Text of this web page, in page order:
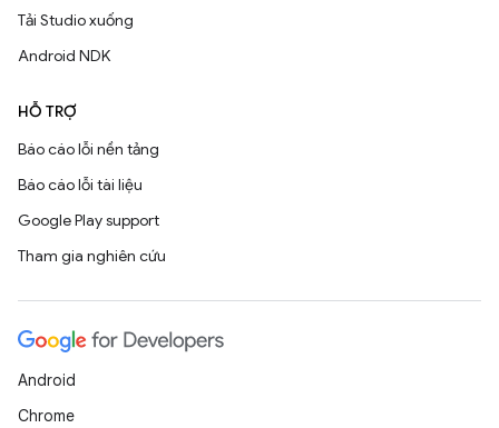
Tải Studio xuống
Android NDK
HỖ TRỢ
Báo cáo lỗi nền tảng
Báo cáo lỗi tài liệu
Google Play support
Tham gia nghiên cứu
Android
Chrome